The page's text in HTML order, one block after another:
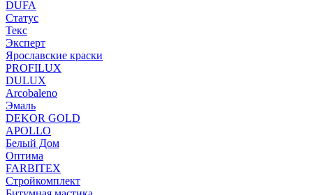
DUFA
Статус
Текс
Эксперт
Ярославские краски
PROFILUX
DULUX
Arcobaleno
Эмаль
DEKOR GOLD
APOLLO
Белый Дом
Оптима
FARBITEX
Стройкомплект